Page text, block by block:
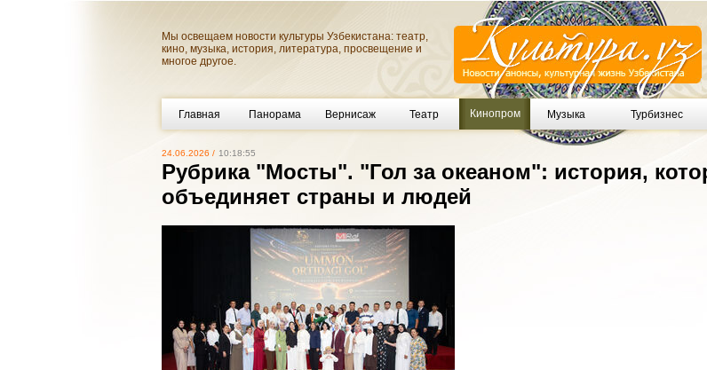
Мы освещаем новости культуры Узбекистана: театр,
кино, музыка, история, литература, просвещение и
многое другое.
Главная Панорама Вернисаж Театр Кинопром Музыка Турбизнес
24.06.2026 / 10:18:55
Рубрика "Мосты". "Гол за океаном": история,
объединяет страны и людей